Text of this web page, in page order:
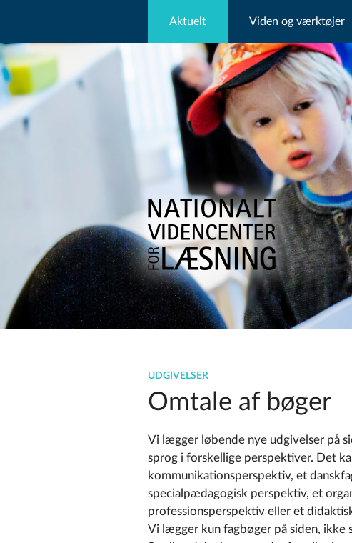
Aktuelt Viden og værktøjer
UDGIVELSER
Omtale af bøger
Vi lægger løbende nye udgivelser på
sprog i forskellige perspektiver. Det
kommunikationsperspektiv, et
specialpædagogisk perspektiv, et
professionsperspektiv eller et
Vi lægger kun fagbøger på siden, ikke